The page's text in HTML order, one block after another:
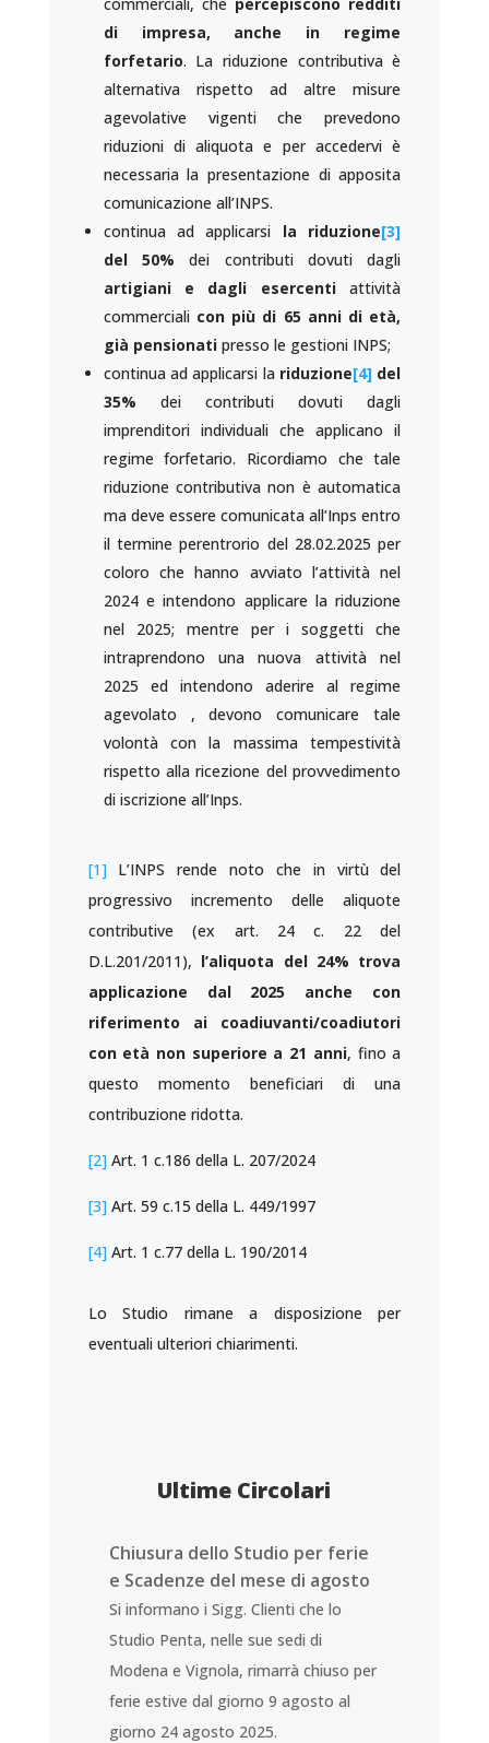
di impresa, anche in regime
forfetario. La riduzione contributiva è
alternativa rispetto ad altre misure
agevolative vigenti che prevedono
riduzioni di aliquota e per accedervi è
necessaria la presentazione di apposita
comunicazione all’INPS.
continua ad applicarsi la riduzione[3]
del 50% dei contributi dovuti dagli
artigiani e dagli esercentiattività
commerciali con più di 65 anni di età,
già pensionatipresso le gestioni INPS;
continua ad applicarsi la riduzione[4] del
35% dei contributi dovuti dagli
imprenditori individuali che applicano il
regime forfetario. Ricordiamo che tale
riduzione contributiva non è automatica
ma deve essere comunicata all’Inps entro
il termine perentrorio del 28.02.2025 per
coloro che hanno avviato l’attività nel
2024 e intendono applicare la riduzione
nel 2025; mentre per i soggetti che
intraprendono una nuova attività nel
2025 ed intendono aderire al regime
agevolato , devono comunicare tale
volontà con la massima tempestività
rispetto alla ricezione del provvedimento
di iscrizione all’Inps.
[1] L’INPS rende noto che in virtù del
progressivo incremento delle aliquote
contributive (ex art. 24 c. 22 del
D.L.201/2011), l’aliquota del 24% trova
applicazione dal 2025 anche con
riferimento ai coadiuvanti/coadiutori
con età non superiore a 21 anni, fino a
questo momento beneficiari di una
contribuzione ridotta.
[2] Art. 1 c.186 della L. 207/2024
[3] Art. 59 c.15 della L. 449/1997
[4] Art. 1 c.77 della L. 190/2014
Lo Studio rimane a disposizione per
eventuali ulteriori chiarimenti.
Ultime Circolari
Chiusura dello Studio per ferie
e Scadenze del mese di agosto
Si informano i Sigg. Clienti che lo
Studio Penta, nelle sue sedi di
Modena e Vignola, rimarrà chiuso per
ferie estive dal giorno 9 agosto al
giorno 24 agosto 2025.